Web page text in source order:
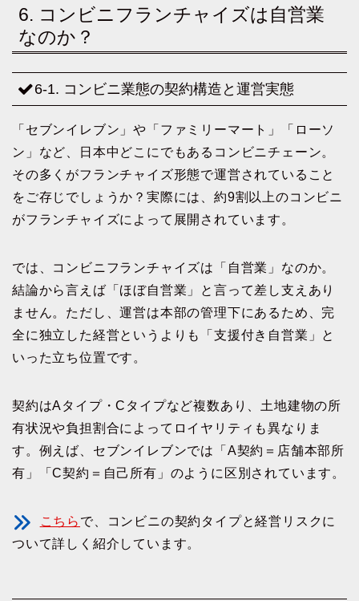
6. コンビニフランチャイズは自営業
なのか？
6-1. コンビニ業態の契約構造と運営実態
「セブンイレブン」や「ファミリーマート」「ローソ
ン」など、日本中どこにでもあるコンビニチェーン。
その多くがフランチャイズ形態で運営されていること
をご存じでしょうか？実際には、約9割以上のコンビニ
がフランチャイズによって展開されています。
では、コンビニフランチャイズは「自営業」なのか。
結論から言えば「ほぼ自営業」と言って差し支えあり
ません。ただし、運営は本部の管理下にあるため、完
全に独立した経営というよりも「支援付き自営業」と
いった立ち位置です。
契約はAタイプ・Cタイプなど複数あり、土地建物の所
有状況や負担割合によってロイヤリティも異なりま
す。例えば、セブンイレブンでは「A契約＝店舗本部所
有」「C契約＝自己所有」のように区別されています。
こちら で、コンビニの契約タイプと経営リスクに
ついて詳しく紹介しています。